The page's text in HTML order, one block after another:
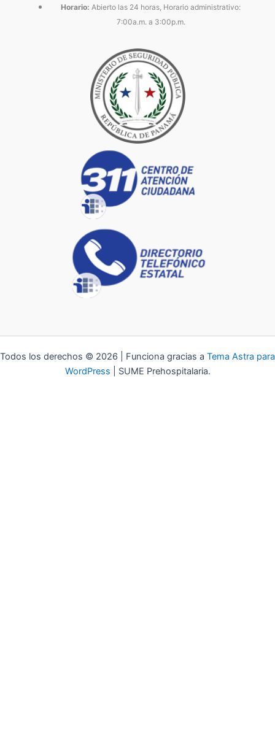
Horario: Abierto las 24 horas, Horario administrativo:
7:00a.m. a 3:00p.m.
Todos los derechos © 2026 | Funciona gracias a Tema Astra para
WordPress | SUME Prehospitalaria.